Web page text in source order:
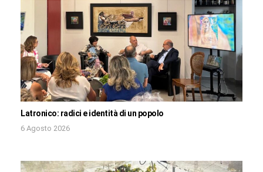
Latronico: radici e identità di un popolo
6 Agosto 2026